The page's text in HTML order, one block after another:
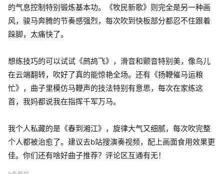
的气息控制特别锻炼基本功。《牧民新歌》则完全是另一种画
风，骏马奔腾的节奏感强烈，每次吹到快板部分都忍不住跟着
跺脚，太痛快了。
想练技巧的可以试试《鹧鸪飞》，滑音和颤音特别美，像鸟儿
在云端翻转，吹好了真的能惊艳全场。还有《扬鞭催马运粮
忙》，曲子里模仿马鞭声的技法特别有意思，每次在家练这
首，我妈都说我在指挥千军万马。
我个人私藏的是《春到湘江》，旋律大气又细腻，每次吹完整
个人都被治愈了。建议去b站搜演奏视频，配上画面食用效果更
佳。你们还有啥好曲子推荐？评论区互通有无！